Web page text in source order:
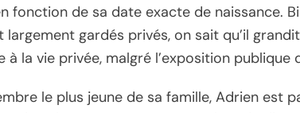
fonction de sa date exacte de naissance.
largement gardés privés, on sait qu’il
à la vie privée, malgré l’exposition publique
le plus jeune de sa famille, Adrien est